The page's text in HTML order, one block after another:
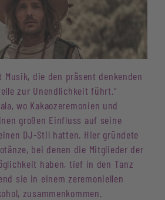
Musik, die den präsent denkenden
zur Unendlichkeit führt.“
wo Kakaozeremonien und
großen Einfluss auf seine
DJ-Stil hatten. Hier gründete
bei denen die Mitglieder der
haben, tief in den Tanz
sie in einem zeremoniellen
zusammenkommen.